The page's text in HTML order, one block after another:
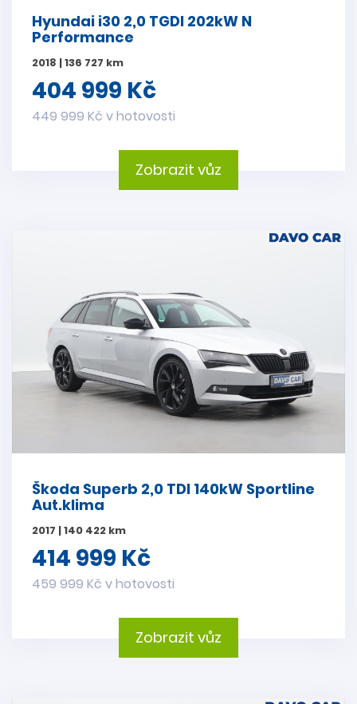
Hyundai i30 2,0 TGDI 202kW N
Performance
2018 | 136 727 km
404 999 Kč
449 999 Kč v hotovosti
Zobrazit vůz
Škoda Superb 2,0 TDI 140kW Sportline
Aut.klima
2017 | 140 422 km
414 999 Kč
459 999 Kč v hotovosti
Zobrazit vůz